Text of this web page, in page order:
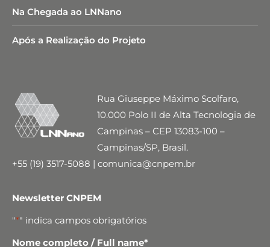
Na Chegada ao LNNano
Após a Realização do Projeto
Rua Giuseppe Máximo Scolfaro,
10.000 Polo II de Alta Tecnologia de
Campinas – CEP 13083-100 –
Campinas/SP, Brasil.
+55 (19) 3517-5088 | comunica@cnpem.br
Newsletter CNPEM
"*" indica campos obrigatórios
Nome completo / Full name*